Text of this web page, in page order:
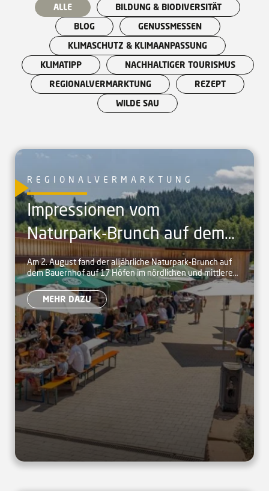
ALLE
BILDUNG & BIODIVERSITÄT
BLOG
GENUSSMESSEN
KLIMASCHUTZ & KLIMAANPASSUNG
KLIMATIPP
NACHHALTIGER TOURISMUS
REGIONALVERMARKTUNG
REZEPT
WILDE SAU
REGIONALVERMARKTUNG
Impressionen vom
Naturpark-Brunch auf dem
Bauernhof
Am 2. August fand der alljährliche Naturpark-Brunch auf
dem Bauernhof auf 17 Höfen im nördlichen und mittleren
Schwarzwald statt.
MEHR DAZU